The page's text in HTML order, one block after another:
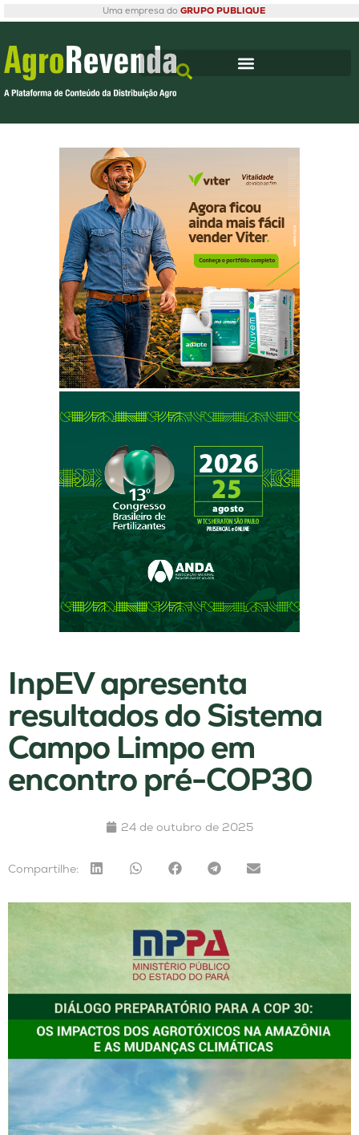
Uma empresa do GRUPO PUBLIQUE
InpEV apresenta
resultados do Sistema
Campo Limpo em
encontro pré-COP30
24 de outubro de 2025
Compartilhe: